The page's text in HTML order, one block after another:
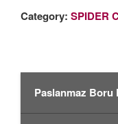
Category: SPIDER
Paslanmaz Boru